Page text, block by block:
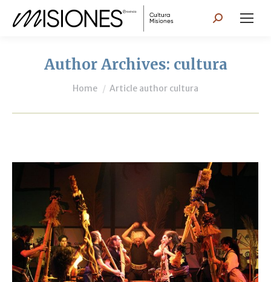
Search:
Author Archives: cultura
You are here:
Home Article author cultura